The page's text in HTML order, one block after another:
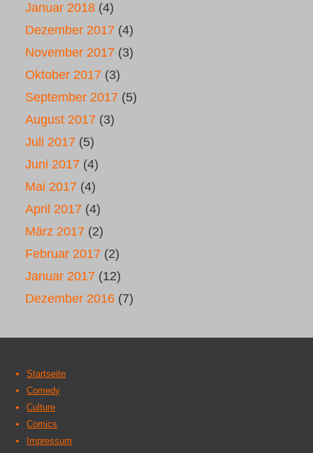
Januar 2018 (4)
Dezember 2017 (4)
November 2017 (3)
Oktober 2017 (3)
September 2017 (5)
August 2017 (3)
Juli 2017 (5)
Juni 2017 (4)
Mai 2017 (4)
April 2017 (4)
März 2017 (2)
Februar 2017 (2)
Januar 2017 (12)
Dezember 2016 (7)
Startseite
Comedy
Culture
Comics
Impressum